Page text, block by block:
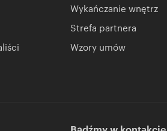
Wykańczanie wnętrz
Strefa partnera
Wzory umów